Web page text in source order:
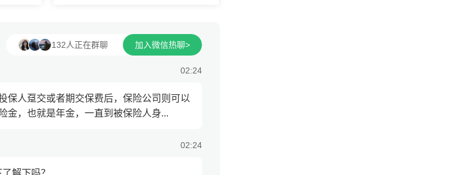
02:24
保人趸交或者期交保费后，保险公司则可以
金，也就是年金，一直到被保险人身...
02:24
132人正在群聊 加入微信热聊>